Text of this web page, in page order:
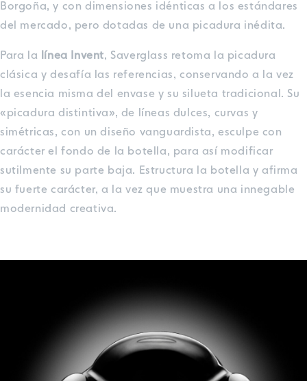
Borgoña, y con dimensiones idénticas a los estándares
del mercado, pero dotadas de una picadura inédita.
Para la línea Invent, Saverglass retoma la picadura
clásica y desafía las referencias, conservando a la vez
la esencia misma del envase y su silueta tradicional. Su
«picadura distintiva», de líneas dulces, curvas y
simétricas, con un diseño vanguardista, esculpe con
carácter el fondo de la botella, para así modificar
sutilmente su parte baja. Estructura la botella y afirma
su fuerte carácter, a la vez que muestra una innegable
modernidad creativa.